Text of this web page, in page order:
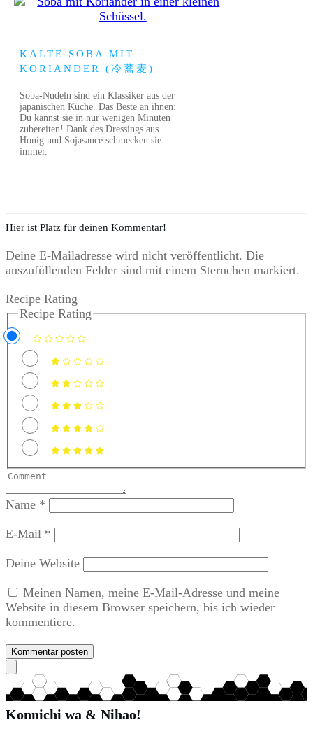
KALTE SOBA MIT
KORIANDER (冷蕎麦)
Soba-Nudeln sind ein Klassiker aus der
japanischen Küche. Das Beste an ihnen:
Du kannst sie in nur wenigen Minuten
zubereiten! Dank des Dressings aus
Honig und Sojasauce schmecken sie
immer.
Hier ist Platz für deinen Kommentar!
Deine E-Mailadresse wird nicht veröffentlicht. Die
auszufüllenden Felder sind mit einem Sternchen markiert.
Recipe Rating
Recipe Rating
Name *
E-Mail *
Deine Website
Meinen Namen, meine E-Mail-Adresse und meine
Website in diesem Browser speichern, bis ich wieder
kommentiere.
Kommentar posten
Konnichi wa & Nihao!